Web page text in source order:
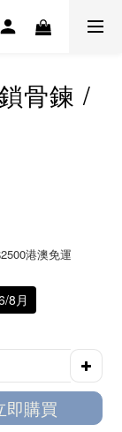
骨鍊 /
港澳免運
8月
即購買